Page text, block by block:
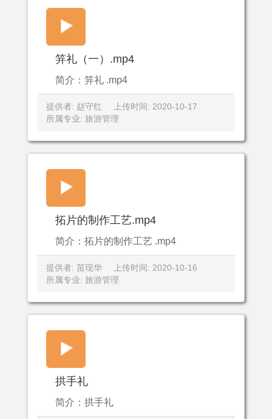
笄礼（一）.mp4
简介：笄礼 .mp4
提供者: 赵守红
上传时间: 2020-10-17
所属专业: 旅游管理
拓片的制作工艺.mp4
简介：拓片的制作工艺 .mp4
提供者: 苗现华
上传时间: 2020-10-16
所属专业: 旅游管理
拱手礼
简介：拱手礼